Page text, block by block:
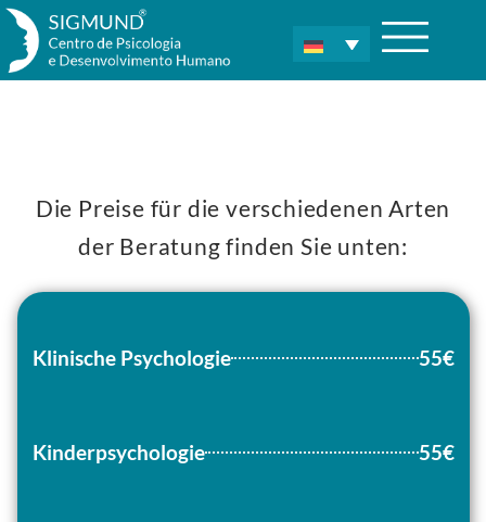
Die Preise für die verschiedenen Arten
der Beratung finden Sie unten:
Klinische Psychologie 55€
Kinderpsychologie 55€